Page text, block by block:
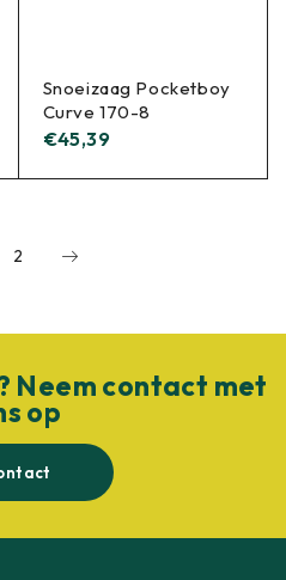
Snoeizaag Pocketboy
Curve 170-8
€45,39
2
Neem contact met
op